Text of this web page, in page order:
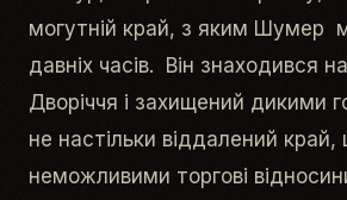
могутній край, з яким Шумер
давніх часів. Він знаходився
Дворіччя і захищений дикими
не настільки віддалений
неможливими торгові